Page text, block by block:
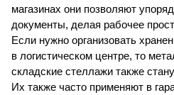
магазинах они позволяют
документы, делая рабочее
Если нужно организовать
в логистическом центре, то
складские стеллажи также
Их также часто применяют в